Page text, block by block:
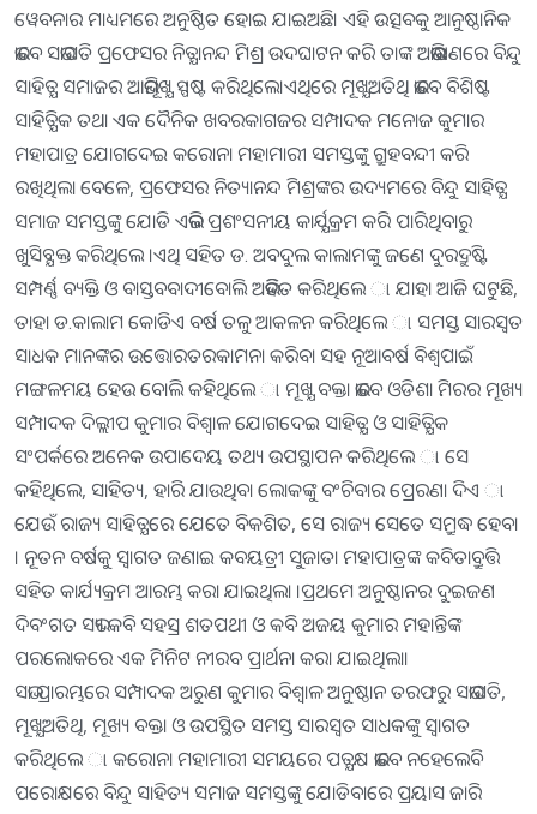
ୱେବନାର ମାଧ୍ୟମରେ ଅନୁଷ୍ଠିତ ହୋଇ ଯାଇଅଛି। ଏହି ଉତ୍ସବକୁ ଆନୁଷ୍ଠାନିକ
ଭାବେ ସଭାପତି ପ୍ରଫେସର ନିତ୍ଯାନନ୍ଦ ମିଶ୍ର ଉଦଘାଟନ କରି ତାଙ୍କ ଅଭିଭାଷଣରେ ବିନ୍ଦୁ
ସାହିତ୍ଯ ସମାଜର ଆଭିମୂଖ୍ଯ ସ୍ପଷ୍ଟ କରିଥିଲେ।ଏଥିରେ ମୂଖ୍ଯଅତିଥି ଭାବେ ବିଶିଷ୍ଟ
ସାହିତ୍ଯିକ ତଥା ଏକ ଦୈନିକ ଖବରକାଗଜର ସମ୍ପାଦକ ମନୋଜ କୁମାର
ମହାପାତ୍ର ଯୋଗଦେଇ କରୋନା ମହାମାରୀ ସମସ୍ତଙ୍କୁ ଗ୍ରୁହବନ୍ଦୀ କରି
ରଖିଥିଲା ବେଳେ, ପ୍ରଫେସର ନିତ୍ୟାନନ୍ଦ ମିଶ୍ରଙ୍କର ଉଦ୍ୟମରେ ବିନ୍ଦୁ ସାହିତ୍ଯ
ସମାଜ ସମସ୍ତଙ୍କୁ ଯୋଡି ଏଭଳି ପ୍ରଶଂସନୀୟ କାର୍ଯ୍ଯକ୍ରମ କରି ପାରିଥିବାରୁ
ଖୁସିବ୍ଯକ୍ତ କରିଥିଲେ ।ଏଥି ସହିତ ଡ. ଅବଦୁଲ କାଲାମଙ୍କୁ ଜଣେ ଦୁରଦ୍ରୁଷ୍ଟି
ସମ୍ପର୍ଣ୍ଣ ବ୍ୟକ୍ତି ଓ ବାସ୍ତବବାଦୀବୋଲି ଅଭିହିତ କରିଥିଲେ ା ଯାହା ଆଜି ଘଟୁଛି,
ତାହା ଡ.କାଲାମ କୋଡିଏ ବର୍ଷ ତଳୁ ଆକଳନ କରିଥିଲେ ା ସମସ୍ତ ସାରସ୍ବତ
ସାଧକ ମାନଙ୍କର ଉତ୍ତୋରତରକାମନା କରିବା ସହ ନୂଆବର୍ଷ ବିଶ୍ବପାଇଁ
ମଙ୍ଗଳମୟ ହେଉ ବୋଲି କହିଥିଲେ ା ମୂଖ୍ଯ ବକ୍ତା ଭାବେ ଓଡିଶା ମିରର ମୂଖ୍ୟ
ସମ୍ପାଦକ ଦିଲ୍ଲୀପ କୁମାର ବିଶ୍ବାଳ ଯୋଗଦେଇ ସାହିତ୍ଯ ଓ ସାହିତ୍ଯିକ
ସଂପର୍କରେ ଅନେକ ଉପାଦେୟ ତଥ୍ୟ ଉପସ୍ଥାପନ କରିଥିଲେ ା ସେ
କହିଥିଲେ, ସାହିତ୍ୟ, ହାରି ଯାଉଥିବା ଲୋକଙ୍କୁ ବଂଚିବାର ପ୍ରେରଣା ଦିଏ ା
ଯେଉଁ ରାଜ୍ୟ ସାହିତ୍ଯରେ ଯେତେ ବିକଶିତ, ସେ ରାଜ୍ୟ ସେତେ ସମ୍ରୁଦ୍ଧ ହେବ।
। ନୂତନ ବର୍ଷକୁ ସ୍ବାଗତ ଜଣାଇ କବୟତ୍ରୀ ସୁଜାତା ମହାପାତ୍ରଙ୍କ କବିତାବ୍ରୁତ୍ତି
ସହିତ କାର୍ଯ୍ୟକ୍ରମ ଆରମ୍ଭ କରା ଯାଇଥିଲା ।ପ୍ରଥମେ ଅନୁଷ୍ଠାନର ଦୁଇଜଣ
ଦିବଂଗତ ସଭ୍ୟ କବି ସହସ୍ର ଶତପଥୀ ଓ କବି ଅଜୟ କୁମାର ମହାନ୍ତିଙ୍କ
ପରଲୋକରେ ଏକ ମିନିଟ ନୀରବ ପ୍ରାର୍ଥନା କରା ଯାଇଥିଲା।
ସଭା ପ୍ରାରମ୍ଭରେ ସମ୍ପାଦକ ଅରୁଣ କୁମାର ବିଶ୍ବାଳ ଅନୁଷ୍ଠାନ ତରଫରୁ ସଭାପତି,
ମୂଖ୍ଯଅତିଥି, ମୂଖ୍ୟ ବକ୍ତା ଓ ଉପସ୍ଥିତ ସମସ୍ତ ସାରସ୍ବତ ସାଧକଙ୍କୁ ସ୍ବାଗତ
କରିଥିଲେ ା କରୋନା ମହାମାରୀ ସମୟରେ ପତ୍ଯକ୍ଷ ଭାବେ ନହେଲେବି
ପରୋକ୍ଷରେ ବିନ୍ଦୁ ସାହିତ୍ୟ ସମାଜ ସମସ୍ତଙ୍କୁ ଯୋଡିବାରେ ପ୍ରୟାସ ଜାରି